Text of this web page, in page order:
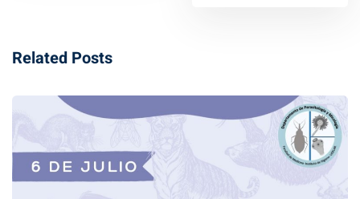
Related Posts